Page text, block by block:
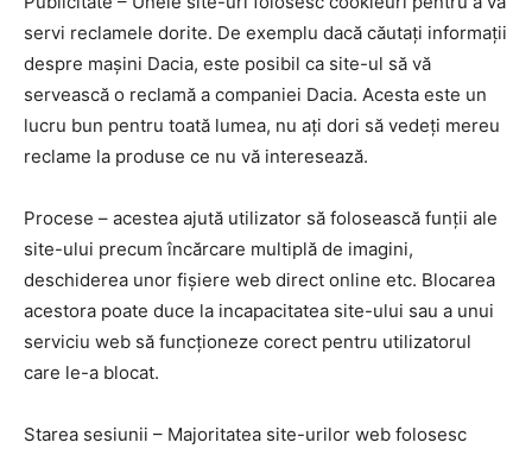
servi reclamele dorite. De exemplu dacă căutați informații
despre mașini Dacia, este posibil ca site-ul să vă
servească o reclamă a companiei Dacia. Acesta este un
lucru bun pentru toată lumea, nu ați dori să vedeți mereu
reclame la produse ce nu vă interesează.
Procese – acestea ajută utilizator să folosească funții ale
site-ului precum încărcare multiplă de imagini,
deschiderea unor fișiere web direct online etc. Blocarea
acestora poate duce la incapacitatea site-ului sau a unui
serviciu web să funcționeze corect pentru utilizatorul
care le-a blocat.
Starea sesiunii – Majoritatea site-urilor web folosesc